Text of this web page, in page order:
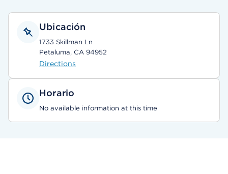
Ubicación
1733 Skillman Ln
Petaluma, CA 94952
Directions
Horario
No available information at this time